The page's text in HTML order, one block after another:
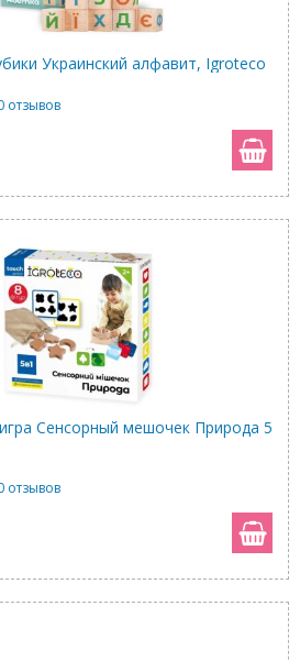
Украинский алфавит, Igroteco
отзывов
Сенсорный мешочек Природа 5
отзывов